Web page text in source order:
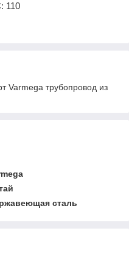
110
Varmega трубопровод из
сталь